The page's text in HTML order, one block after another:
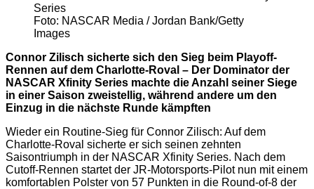
Foto: NASCAR Media / Jordan Bank/Getty
Images
Connor Zilisch sicherte sich den Sieg beim Playoff-
Rennen auf dem Charlotte-Roval – Der Dominator der
NASCAR Xfinity Series machte die Anzahl seiner Siege
in einer Saison zweistellig, während andere um den
Einzug in die nächste Runde kämpften
Wieder ein Routine-Sieg für Connor Zilisch: Auf dem
Charlotte-Roval sicherte er sich seinen zehnten
Saisontriumph in der NASCAR Xfinity Series. Nach dem
Cutoff-Rennen startet der JR-Motorsports-Pilot nun mit einem
komfortablen Polster von 57 Punkten in die Round-of-8 der